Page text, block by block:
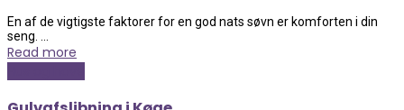
En af de vigtigste faktorer for en god nats søvn er komforten i din
seng. ...
Read more